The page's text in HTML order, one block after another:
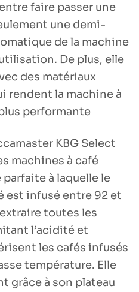
faire passer une
une demi-
de la machine
De plus, elle
des matériaux
rendent la machine à
performante
KBG Select
machines à café
à laquelle le
est infusé entre 92 et
toutes les
l’acidité et
les cafés infusés
température. Elle
grâce à son plateau